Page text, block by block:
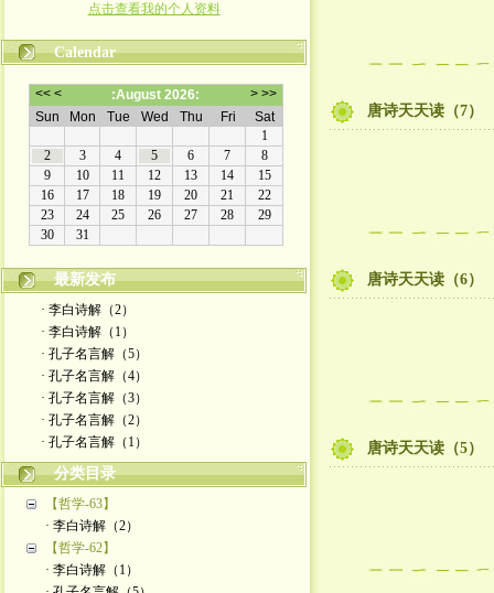
点击查看我的个人资料
Calendar
最新发布
· 李白诗解（2）
· 李白诗解（1）
· 孔子名言解（5）
· 孔子名言解（4）
· 孔子名言解（3）
· 孔子名言解（2）
· 孔子名言解（1）
分类目录
【哲学-63】
· 李白诗解（2）
【哲学-62】
· 李白诗解（1）
唐诗天天读（7）
唐诗天天读（6）
唐诗天天读（5）